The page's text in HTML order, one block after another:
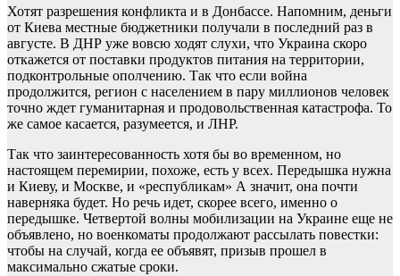
Хотят разрешения конфликта и в Донбассе. Напомним, деньги
от Киева местные бюджетники получали в последний раз в
августе. В ДНР уже вовсю ходят слухи, что Украина скоро
откажется от поставки продуктов питания на территории,
подконтрольные ополчению. Так что если война
продолжится, регион с населением в пару миллионов человек
точно ждет гуманитарная и продовольственная катастрофа. То
же самое касается, разумеется, и ЛНР.
Так что заинтересованность хотя бы во временном, но
настоящем перемирии, похоже, есть у всех. Передышка нужна
и Киеву, и Москве, и «республикам» А значит, она почти
наверняка будет. Но речь идет, скорее всего, именно о
передышке. Четвертой волны мобилизации на Украине еще не
объявлено, но военкоматы продолжают рассылать повестки:
чтобы на случай, когда ее объявят, призыв прошел в
максимально сжатые сроки.